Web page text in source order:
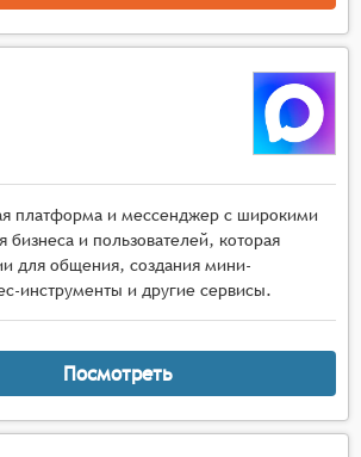
платформа и мессенджер с широкими
бизнеса и пользователей, которая
для общения, создания мини-
инструменты и другие сервисы.
Посмотреть